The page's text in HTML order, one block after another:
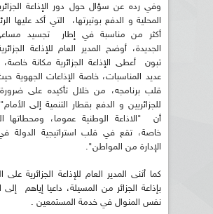
وفي رده عن سؤال حول دور الإذاعة
المحلية و الدفع بوتيرتها، التي أكد عليها
أكثر من مناسبة في إطار تجسيد مساعي
الجديدة، أوضح المدير العام للإذاعة
تبون أعطى الإذاعة الجزائرية مكانة
عديد المناسبات، خاصة الإذاعات الجهوية
قلب برنامجه، من خلال تأكيده على
للجزائريين و الدفع بقطار التنمية إلى
أن "الاذاعة الوطنية عموما، ومحطاتها
خاصة، تقع في قلب استراتيجية الدولة
الإدارة من المواطن".
كما أثنى المدير العام للإذاعة الجزائرية
بإذاعة الجزائر من المسيلة، داعيا إياهم
نفس المنوال في خدمة المستمعين .